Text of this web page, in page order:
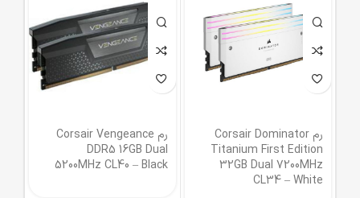
رم Corsair Dominator
Titanium First Edition
32GB Dual 7200MHz
CL34 – White
رم Corsair Vengeance
DDR5 16GB Dual
5200MHz CL40 – Black